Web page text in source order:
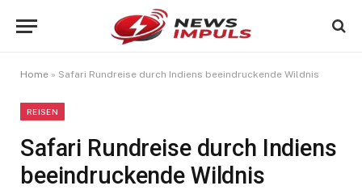
Home » Safari Rundreise durch Indiens beeindruckende Wildnis
REISEN
Safari Rundreise durch Indiens
beeindruckende Wildnis